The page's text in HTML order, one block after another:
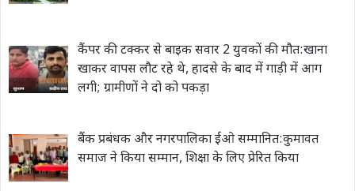
कैंपर की टक्कर से बाइक सवार 2 युवकों की मौत:खाना
खाकर वापस लौट रहे थे, हादसे के बाद में गाड़ी में आग
लगी; ग्रामीणों ने दो को पकड़ा
बैंक प्रबंधक और नगरपालिका ईओ सम्मानित:कुमावत
समाज ने किया सम्मान, शिक्षा के लिए प्रेरित किया